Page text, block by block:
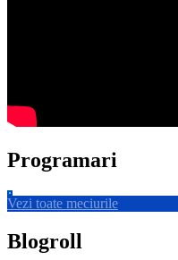
Programari
Vezi toate meciurile
Blogroll